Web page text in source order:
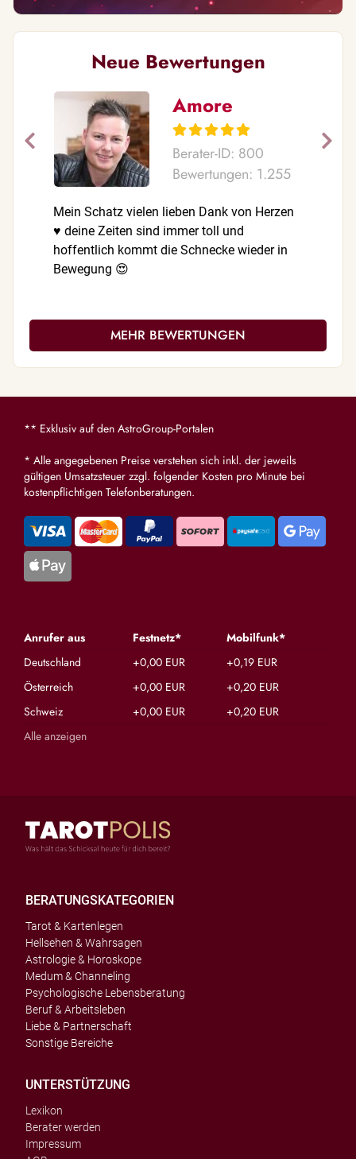
Neue Bewertungen
Amore
Berater-ID: 800
Bewertungen: 1.255
Mein Schatz vielen lieben Dank von Herzen
♥️ deine Zeiten sind immer toll und
hoffentlich kommt die Schnecke wieder in
Bewegung 😍
MEHR BEWERTUNGEN
** Exklusiv auf den AstroGroup-Portalen
* Alle angegebenen Preise verstehen sich inkl. der jeweils
gültigen Umsatzsteuer zzgl. folgender Kosten pro Minute bei
kostenpflichtigen Telefonberatungen.
Anrufer aus Festnetz*
Mobilfunk*
Deutschland
+0,00 EUR
+0,19 EUR
Österreich
+0,00 EUR
+0,20 EUR
Schweiz
+0,00 EUR
+0,20 EUR
Alle anzeigen
BERATUNGSKATEGORIEN
Tarot & Kartenlegen
Hellsehen & Wahrsagen
Astrologie & Horoskope
Medum & Channeling
Psychologische Lebensberatung
Beruf & Arbeitsleben
Liebe & Partnerschaft
Sonstige Bereiche
UNTERSTÜTZUNG
Lexikon
Berater werden
Impressum